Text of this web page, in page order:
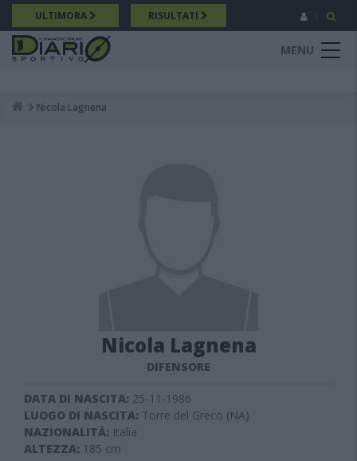
Salta
al
contenuto
principale
ULTIMORA RISULTATI
MENU
Breadcrumb
Nicola Lagnena
Nicola Lagnena
DIFENSORE
DATA DI NASCITA: 25-11-1986
LUOGO DI NASCITA: Torre del Greco (NA)
NAZIONALITÀ: Italia
ALTEZZA: 185 cm